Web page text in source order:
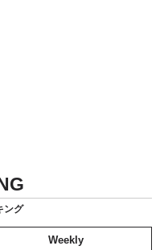
ング
Weekly